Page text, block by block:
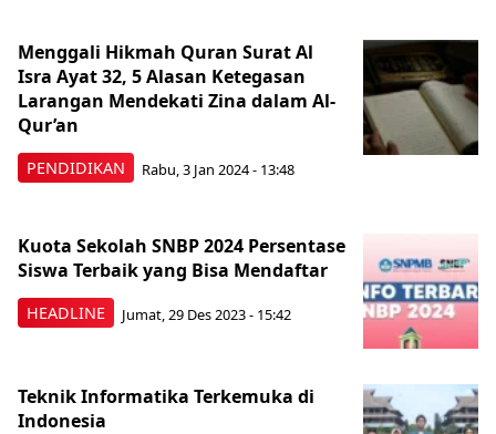
PENDIDIKAN
Menggali Hikmah Quran Surat Al
Isra Ayat 32, 5 Alasan Ketegasan
Larangan Mendekati Zina dalam Al-
Qur’an
Rabu, 3 Jan 2024 - 13:48
HEADLINE
Kuota Sekolah SNBP 2024 Persentase
Siswa Terbaik yang Bisa Mendaftar
Jumat, 29 Des 2023 - 15:42
Teknik Informatika Terkemuka di
Indonesia